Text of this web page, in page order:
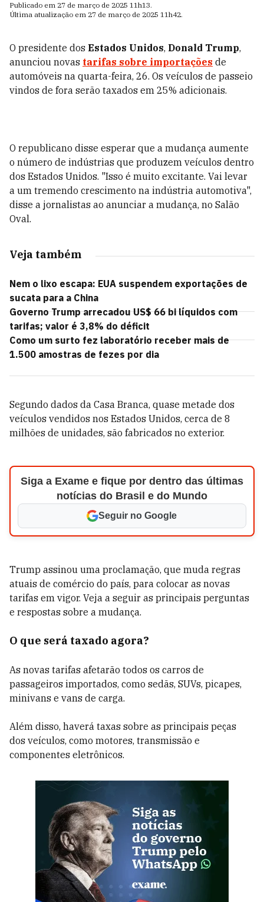
Publicado em 27 de março de 2025 11h13.
Última atualização em 27 de março de 2025 11h42.
O presidente dos Estados Unidos, Donald Trump,
anunciou novas tarifas sobre importações de
automóveis na quarta-feira, 26. Os veículos de passeio
vindos de fora serão taxados em 25% adicionais.
O republicano disse esperar que a mudança aumente
o número de indústrias que produzem veículos dentro
dos Estados Unidos. "Isso é muito excitante. Vai levar
a um tremendo crescimento na indústria automotiva",
disse a jornalistas ao anunciar a mudança, no Salão
Oval.
Veja também
Nem o lixo escapa: EUA suspendem exportações de
sucata para a China
Governo Trump arrecadou US$ 66 bi líquidos com
tarifas; valor é 3,8% do déficit
Como um surto fez laboratório receber mais de
1.500 amostras de fezes por dia
Segundo dados da Casa Branca, quase metade dos
veículos vendidos nos Estados Unidos, cerca de 8
milhões de unidades, são fabricados no exterior.
Siga a Exame e fique por dentro das últimas
notícias do Brasil e do Mundo
Seguir no Google
Trump assinou uma proclamação, que muda regras
atuais de comércio do país, para colocar as novas
tarifas em vigor. Veja a seguir as principais perguntas
e respostas sobre a mudança.
O que será taxado agora?
As novas tarifas afetarão todos os carros de
passageiros importados, como sedãs, SUVs, picapes,
minivans e vans de carga.
Além disso, haverá taxas sobre as principais peças
dos veículos, como motores, transmissão e
componentes eletrônicos.